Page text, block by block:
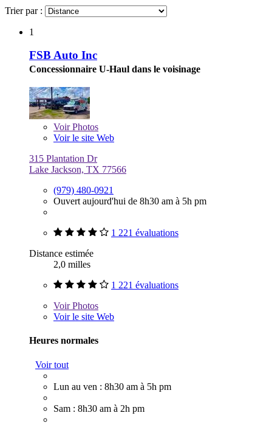
Trier par :
1
FSB Auto Inc
Concessionnaire U-Haul dans le voisinage
VoirPhotos
Voir le site Web
315 Plantation Dr
Lake Jackson, TX 77566
(979) 480-0921
Ouvert aujourd'hui de 8h30 am à 5h pm
1 221 évaluations
Distance estimée
2,0 milles
1 221 évaluations
VoirPhotos
Voir le site Web
Heures normales
Voir tout
Lun au ven : 8h30 am à 5h pm
Sam : 8h30 am à 2h pm